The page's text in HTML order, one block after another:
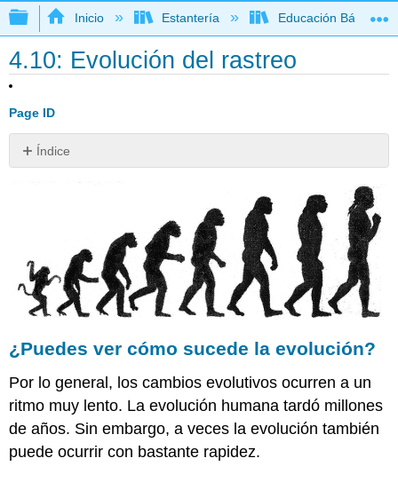
Expandir/contraer jerarquía global
Inicio Estantería Educación Básica
4.10: Evolución del rastreo
Page ID
Índice
evolución?
Seguimiento
de
la
evolución
de
Evolución
Árboles
Evolutivos
Resumen
¿Puedes ver cómo sucede la evolución?
Por lo general, los cambios evolutivos ocurren a un
ritmo muy lento. La evolución humana tardó millones
de años. Sin embargo, a veces la evolución también
puede ocurrir con bastante rapidez.